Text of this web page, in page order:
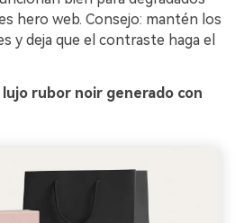
hero web. Consejo: mantén los
y deja que el contraste haga el
lujo rubor noir generado con